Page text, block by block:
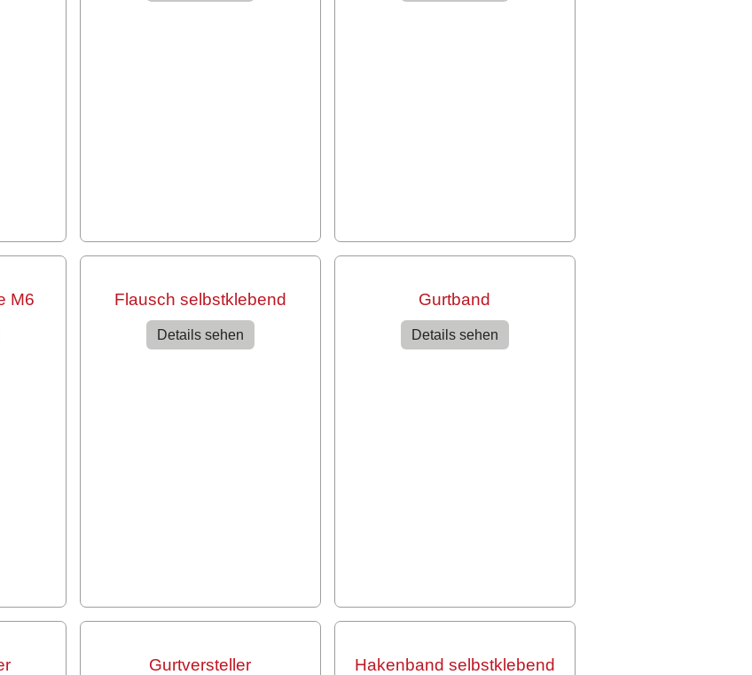
M6 Flausch selbstklebend
Details sehen
Gurtband
Details sehen
Gurtversteller Hakenband selbstklebend